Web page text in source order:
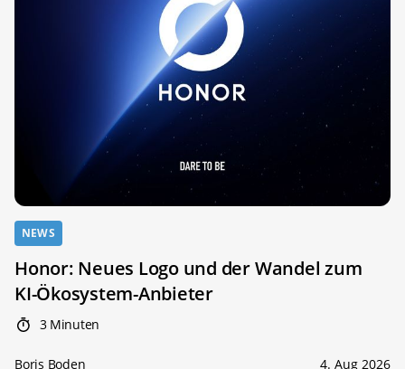
NEWS
Honor: Neues Logo und der Wandel zum
KI-Ökosystem-Anbieter
3 Minuten
Boris Boden 4. Aug 2026